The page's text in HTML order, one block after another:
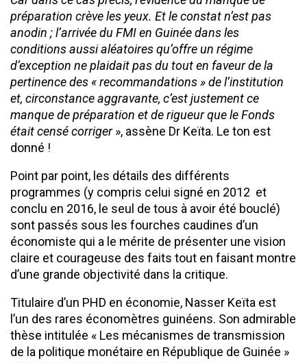
préparation crève les yeux. Et le constat n’est pas
anodin ; l’arrivée du FMI en Guinée dans les
conditions aussi aléatoires qu’offre un régime
d’exception ne plaidait pas du tout en faveur de la
pertinence des « recommandations » de l’institution
et, circonstance aggravante, c’est justement ce
manque de préparation et de rigueur que le Fonds
était censé corriger», assène Dr Keïta. Le ton est
donné !
Point par point, les détails des différents
programmes (y compris celui signé en 2012 et
conclu en 2016, le seul de tous à avoir été bouclé)
sont passés sous les fourches caudines d’un
économiste qui a le mérite de présenter une vision
claire et courageuse des faits tout en faisant montre
d’une grande objectivité dans la critique.
Titulaire d’un PHD en économie, Nasser Keïta est
l’un des rares économètres guinéens. Son admirable
thèse intitulée « Les mécanismes de transmission
de la politique monétaire en République de Guinée »